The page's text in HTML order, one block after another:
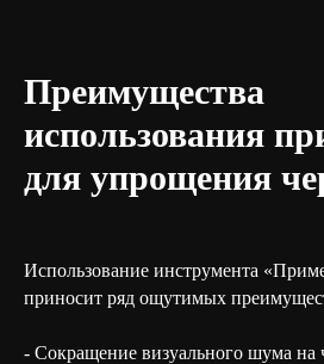
Преимущества
использования
для упрощения
Использование инструмента
приносит ряд ощутимых
- Сокращение визуального шума на